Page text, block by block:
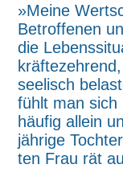
»Meine
Betroffenen
die
seelisch
fühlt man sich
häufig allein
jährige
ten Frau rät